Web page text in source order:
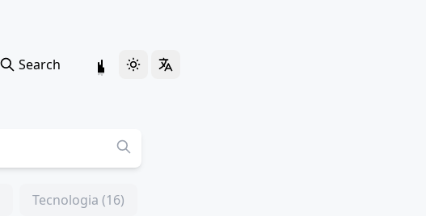
Search
Tecnologia (16)